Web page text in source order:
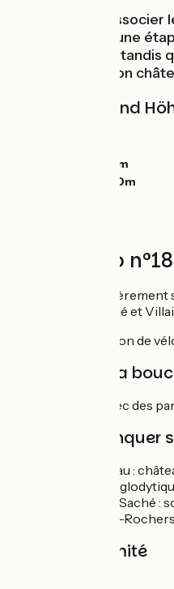
Si vous aimez
panier ». Outre une
sur votre route, tandis
le-Rideau… et son
Steigungen und
0m
0m
Circuit vélo
Cette boucle
Saché. Entre Saché et
Un point de location de
Balisage de la
Boucle balisée avec des
À ne pas
Azay le Rideau :
La Vallée
Le village de Saché :
Villaines-les-
Gare à proximité